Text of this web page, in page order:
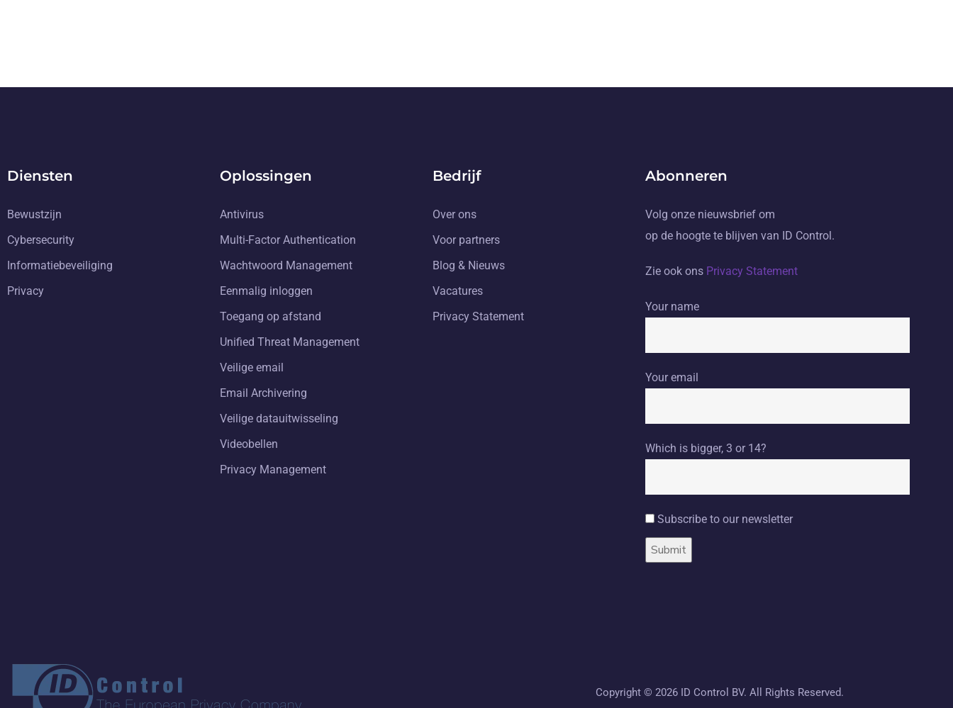
Diensten
Bewustzijn
Cybersecurity
Informatiebeveiliging
Privacy
Oplossingen
Antivirus
Multi-Factor Authentication
Wachtwoord Management
Eenmalig inloggen
Toegang op afstand
Unified Threat Management
Veilige email
Email Archivering
Veilige datauitwisseling
Videobellen
Privacy Management
Bedrijf
Over ons
Voor partners
Blog & Nieuws
Vacatures
Privacy Statement
Abonneren
Volg onze nieuwsbrief om
op de hoogte te blijven van ID Control.
Zie ook ons Privacy Statement
Your name
Your email
Which is bigger, 3 or 14?
Subscribe to our newsletter
Copyright © 2026 ID Control BV. All Rights Reserved.